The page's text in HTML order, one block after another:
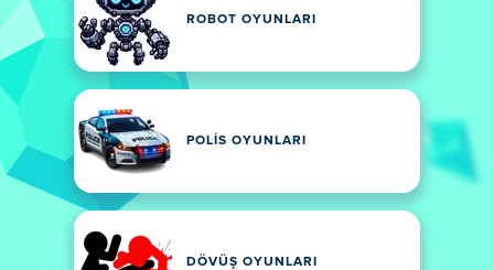
ROBOT OYUNLARI
POLIS OYUNLARI
DÖVÜŞ OYUNLARI